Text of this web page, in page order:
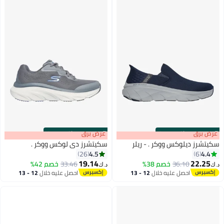
00m:00s
·باقي 100% عرض برق
سكيتشرز ديلوكس ووكر . - ريلر
4.4
6
د.ك‏22.25
36.10خصم 38%
احصل عليه خلال 12 - 13
00m:00s
·باقي 100%
4
عرض برق
سكيتشرز دي لوكس ووكر .
4.5
26
د.ك‏19.14
33.46خصم 42%
احصل عليه خلال 12 - 13